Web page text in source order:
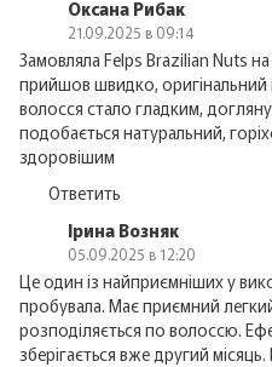
Оксана Рибак
21.09.2025 в 09:14
Замовляла Felps Brazilian Nuts
прийшов швидко, оригінальний
волосся стало гладким,
подобається натуральний,
здоровішим
Ответить
Ірина Возняк
05.09.2025 в 12:20
Це один із найприємніших у
пробувала. Має приємний
розподіляється по волоссю.
зберігається вже другий